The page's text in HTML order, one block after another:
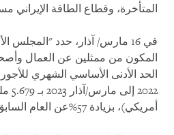
المتأخرة، وقطاع الطاقة الإيراني
في 16 مارس/ آذار، حدد "المجلس
المكون من ممثلين عن العمال
الحد الأدنى الأساسي الشهري
أمريكي)، بزيادة 57%عن العام السابق لمراعاة التضخم.